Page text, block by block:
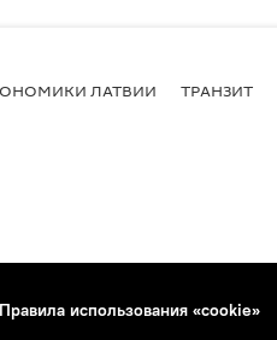
ЛАТВИИ ТРАНЗИТ
Правила использования «cookie»